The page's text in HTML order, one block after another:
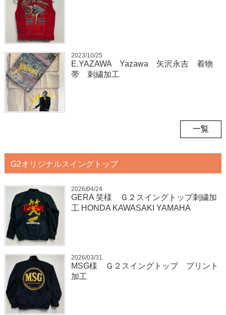
2023/10/25
E.YAZAWA Yazawa 矢沢永吉 着物
帯 刺繍加工
一覧
G2オリジナルスイングトップ
2026/04/24
GERA 笑様 Ｇ２スイングトップ刺繍加
工 HONDA KAWASAKI YAMAHA
2026/03/31
MSG様 Ｇ２スイングトップ プリント
加工